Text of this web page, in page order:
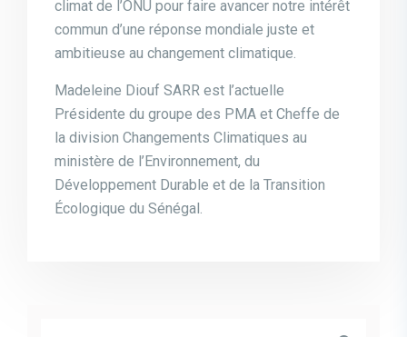
climat de l’ONU pour faire avancer notre intérêt
commun d’une réponse mondiale juste et
ambitieuse au changement climatique.
Madeleine Diouf SARR est l’actuelle
Présidente du groupe des PMA et Cheffe de
la division Changements Climatiques au
ministère de l’Environnement, du
Développement Durable et de la Transition
Écologique du Sénégal.